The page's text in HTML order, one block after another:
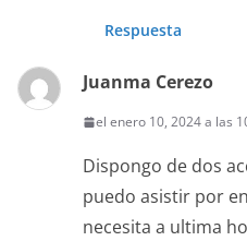
Respuesta
Juanma Cerezo
el enero 10, 2024 a las
Dispongo de dos
puedo asistir por
necesita a ultima